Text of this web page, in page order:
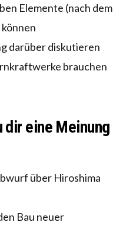
Elemente (nach dem
darüber diskutieren
brauchen
dir eine Meinung
über Hiroshima
Bau neuer